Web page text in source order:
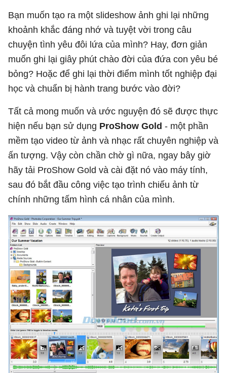
Bạn muốn tạo ra một slideshow ảnh ghi lại những
khoảnh khắc đáng nhớ và tuyệt vời trong câu
chuyện tình yêu đôi lứa của mình? Hay, đơn giản
muốn ghi lại giây phút chào đời của đứa con yêu bé
bỏng? Hoặc để ghi lại thời điểm mình tốt nghiệp đại
học và chuẩn bị hành trang bước vào đời?
Tất cả mong muốn và ước nguyện đó sẽ được thực
hiện nếu bạn sử dụng ProShow Gold - một phần
mềm tạo video từ ảnh và nhạc rất chuyên nghiệp và
ấn tượng. Vậy còn chần chờ gì nữa, ngay bây giờ
hãy tải ProShow Gold và cài đặt nó vào máy tính,
sau đó bắt đầu công việc tạo trình chiếu ảnh từ
chính những tấm hình cá nhân của mình.